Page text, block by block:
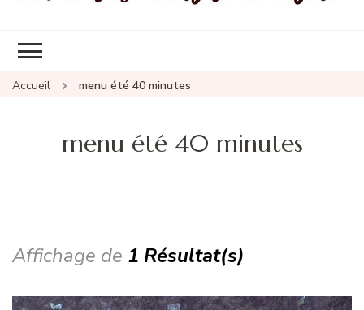
Accueil menu été 40 minutes
menu été 40 minutes
Affichage de 1 Résultat(s)